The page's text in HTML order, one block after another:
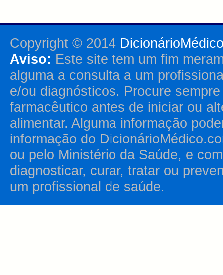
Copyright © 2014
Aviso: Este site tem um fim
alguma a consulta a um
e/ou diagnósticos. Procure
farmacêutico antes de iniciar ou
alimentar. Alguma informação
informação do
ou pelo Ministério da Saúde, e
diagnosticar, curar, tratar ou
um profissional de saúde.